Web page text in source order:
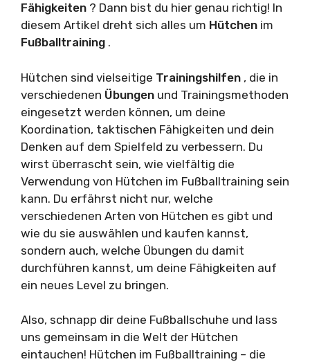
Fähigkeiten ? Dann bist du hier genau richtig! In
diesem Artikel dreht sich alles um Hütchen im
Fußballtraining .
Hütchen sind vielseitige Trainingshilfen , die in
verschiedenen Übungen und Trainingsmethoden
eingesetzt werden können, um deine
Koordination, taktischen Fähigkeiten und dein
Denken auf dem Spielfeld zu verbessern. Du
wirst überrascht sein, wie vielfältig die
Verwendung von Hütchen im Fußballtraining sein
kann. Du erfährst nicht nur, welche
verschiedenen Arten von Hütchen es gibt und
wie du sie auswählen und kaufen kannst,
sondern auch, welche Übungen du damit
durchführen kannst, um deine Fähigkeiten auf
ein neues Level zu bringen.
Also, schnapp dir deine Fußballschuhe und lass
uns gemeinsam in die Welt der Hütchen
eintauchen! Hütchen im Fußballtraining – die